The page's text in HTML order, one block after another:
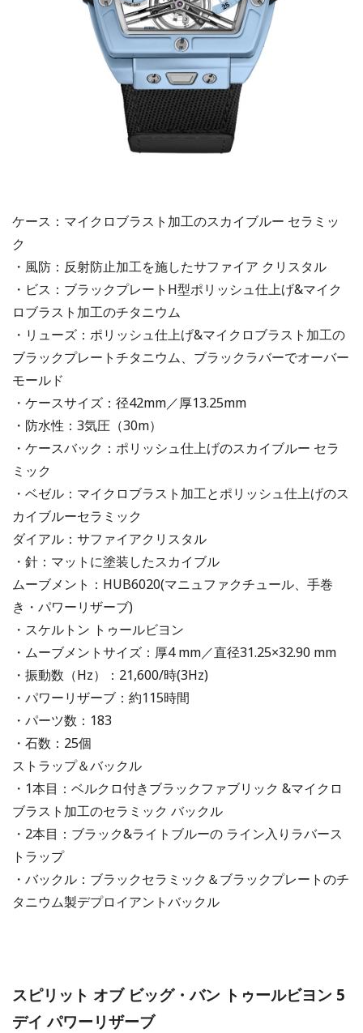
ケース：マイクロブラスト加工のスカイブルー セラミッ
ク
・風防：反射防止加工を施したサファイア クリスタル
・ビス：ブラックプレートH型ポリッシュ仕上げ&マイク
ロブラスト加工のチタニウム
・リューズ：ポリッシュ仕上げ&マイクロブラスト加工の
ブラックプレートチタニウム、ブラックラバーでオーバー
モールド
・ケースサイズ：径42mm／厚13.25mm
・防水性：3気圧（30m）
・ケースバック：ポリッシュ仕上げのスカイブルー セラ
ミック
・ベゼル：マイクロブラスト加工とポリッシュ仕上げのス
カイブルーセラミック
ダイアル：サファイアクリスタル
・針：マットに塗装したスカイブル
ムーブメント：HUB6020(マニュファクチュール、手巻
き・パワーリザーブ)
・スケルトン トゥールビヨン
・ムーブメントサイズ：厚4 mm／直径31.25×32.90 mm
・振動数（Hz）：21,600/時(3Hz)
・パワーリザーブ：約115時間
・パーツ数：183
・石数：25個
ストラップ＆バックル
・1本目：ベルクロ付きブラックファブリック &マイクロ
ブラスト加工のセラミック バックル
・2本目：ブラック&ライトブルーの ライン入りラバース
トラップ
・バックル：ブラックセラミック＆ブラックプレートのチ
タニウム製デプロイアントバックル
スピリット オブ ビッグ・バン トゥールビヨン 5
デイ パワーリザーブ